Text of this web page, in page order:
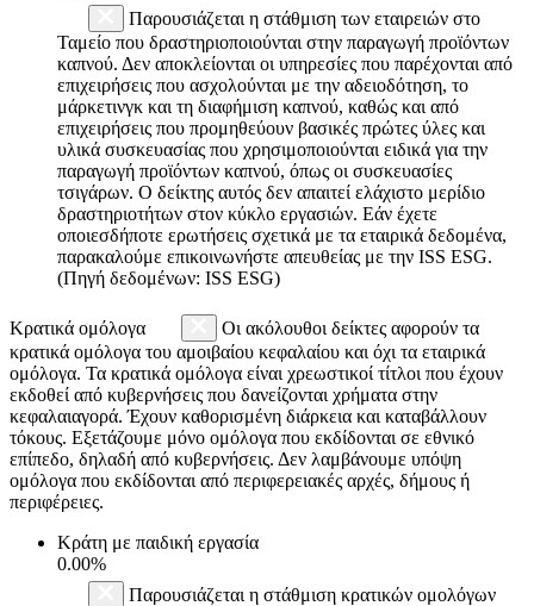
Παρουσιάζεται η στάθμιση των εταιρειών στο
Ταμείο που δραστηριοποιούνται στην παραγωγή προϊόντων
καπνού. Δεν αποκλείονται οι υπηρεσίες που παρέχονται από
επιχειρήσεις που ασχολούνται με την αδειοδότηση, το
μάρκετινγκ και τη διαφήμιση καπνού, καθώς και από
επιχειρήσεις που προμηθεύουν βασικές πρώτες ύλες και
υλικά συσκευασίας που χρησιμοποιούνται ειδικά για την
παραγωγή προϊόντων καπνού, όπως οι συσκευασίες
τσιγάρων. Ο δείκτης αυτός δεν απαιτεί ελάχιστο μερίδιο
δραστηριοτήτων στον κύκλο εργασιών. Εάν έχετε
οποιεσδήποτε ερωτήσεις σχετικά με τα εταιρικά δεδομένα,
παρακαλούμε επικοινωνήστε απευθείας με την ISS ESG.
(Πηγή δεδομένων: ISS ESG)
Κρατικά ομόλογα
Οι ακόλουθοι δείκτες αφορούν τα
κρατικά ομόλογα του αμοιβαίου κεφαλαίου και όχι τα εταιρικά
ομόλογα. Τα κρατικά ομόλογα είναι χρεωστικοί τίτλοι που έχουν
εκδοθεί από κυβερνήσεις που δανείζονται χρήματα στην
κεφαλαιαγορά. Έχουν καθορισμένη διάρκεια και καταβάλλουν
τόκους. Εξετάζουμε μόνο ομόλογα που εκδίδονται σε εθνικό
επίπεδο, δηλαδή από κυβερνήσεις. Δεν λαμβάνουμε υπόψη
ομόλογα που εκδίδονται από περιφερειακές αρχές, δήμους ή
περιφέρειες.
Κράτη με παιδική εργασία
0.00%
Παρουσιάζεται η στάθμιση κρατικών ομολόγων